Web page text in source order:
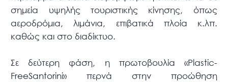
σημεία υψηλής τουριστικής κίνησης, όπως
αεροδρόμια, λιμάνια, επιβατικά πλοία κ.λπ.
καθώς και στο διαδίκτυο.
Σε δεύτερη φάση, η πρωτοβουλία «Plastic-
FreeSantorini» περνά στην προώθηση